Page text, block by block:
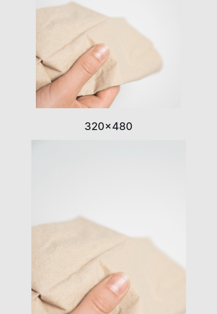
320×480